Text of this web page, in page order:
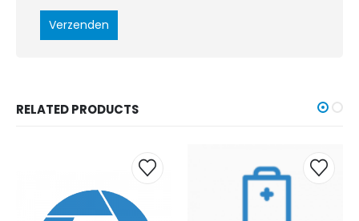
RELATED PRODUCTS